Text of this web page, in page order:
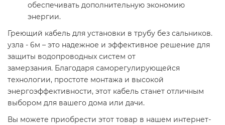
обеспечивать дополнительную экономию
энергии.​
Греющий кабель для установки в трубу без сальников.
узла - 6м – это надежное и эффективное решение для
защиты водопроводных систем от
замерзания. Благодаря саморегулирующейся
технологии, простоте монтажа и высокой
энергоэффективности, этот кабель станет отличным
выбором для вашего дома или дачи.​
Вы можете приобрести этот товар в нашем интернет-